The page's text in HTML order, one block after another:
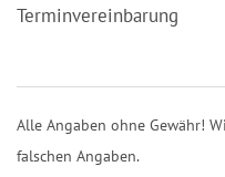
Terminvereinbarung
Alle Angaben ohne Gewähr!
falschen Angaben.